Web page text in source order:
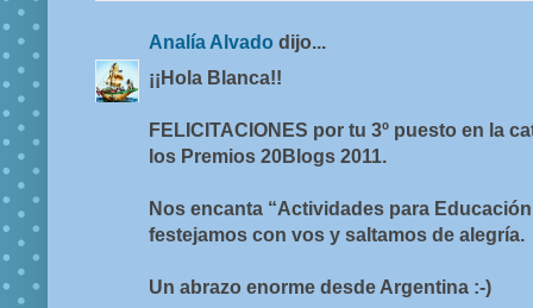
Analía Alvado dijo...
¡¡Hola Blanca!!
FELICITACIONES por tu 3º puesto en la
los Premios 20Blogs 2011.
Nos encanta “Actividades para
festejamos con vos y saltamos de alegría.
Un abrazo enorme desde Argentina :-)